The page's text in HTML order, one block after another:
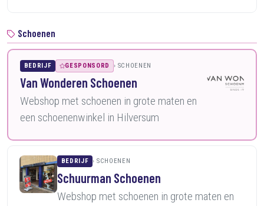
Schoenen
BEDRIJF GESPONSORD SCHOENEN
Van Wonderen Schoenen
Webshop met schoenen in grote maten en
een schoenenwinkel in Hilversum
BEDRIJF SCHOENEN
Schuurman Schoenen
Webshop met schoenen in grote maten en